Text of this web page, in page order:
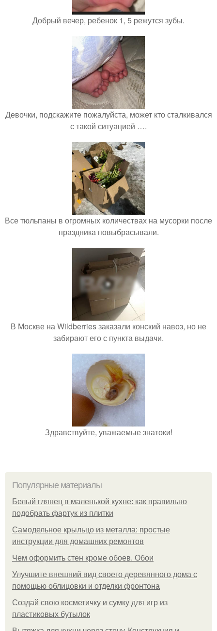
Добрый вечер, ребенок 1, 5 режутся зубы.
Девочки, подскажите пожалуйста, может кто сталкивался
с такой ситуацией ….
Все тюльпаны в огромных количествах на мусорки после
праздника повыбрасывали.
В Москве на Wildberries заказали конский навоз, но не
забирают его с пункта выдачи.
Здравствуйте, уважаемые знатоки!
Популярные материалы
Белый глянец в маленькой кухне: как правильно
подобрать фартук из плитки
Самодельное крыльцо из металла: простые
инструкции для домашних ремонтов
Чем оформить стен кроме обоев. Обои
Улучшите внешний вид своего деревянного дома с
помощью облицовки и отделки фронтона
Создай свою косметичку и сумку для игр из
пластиковых бутылок